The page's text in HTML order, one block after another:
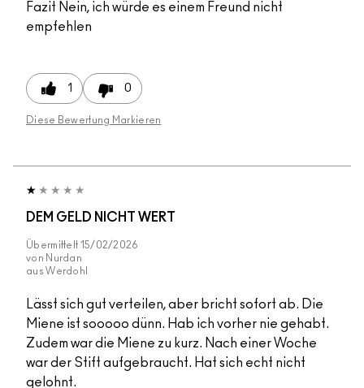
Fazit Nein, ich würde es einem Freund nicht
empfehlen
1 0
Diese Bewertung Markieren
DEM GELD NICHT WERT
Übermittelt 15/02/2026
von Nurdan
aus Werdohl
Lässt sich gut verteilen, aber bricht sofort ab. Die
Miene ist sooooo dünn. Hab ich vorher nie gehabt.
Zudem war die Miene zu kurz. Nach einer Woche
war der Stift aufgebraucht. Hat sich echt nicht
gelohnt.